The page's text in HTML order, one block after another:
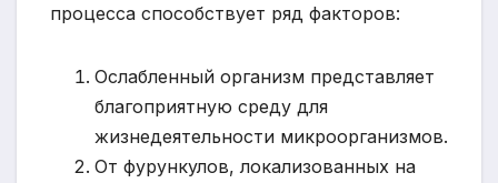
процесса способствует ряд факторов:
Ослабленный организм представляет
благоприятную среду для
жизнедеятельности микроорганизмов.
От фурункулов, локализованных на